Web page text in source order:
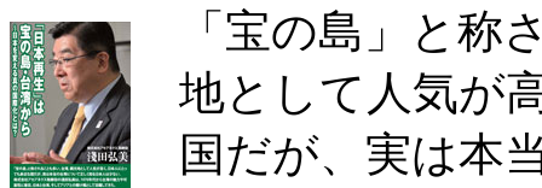
「宝の島」と称
地として人気が
国だが、実は本